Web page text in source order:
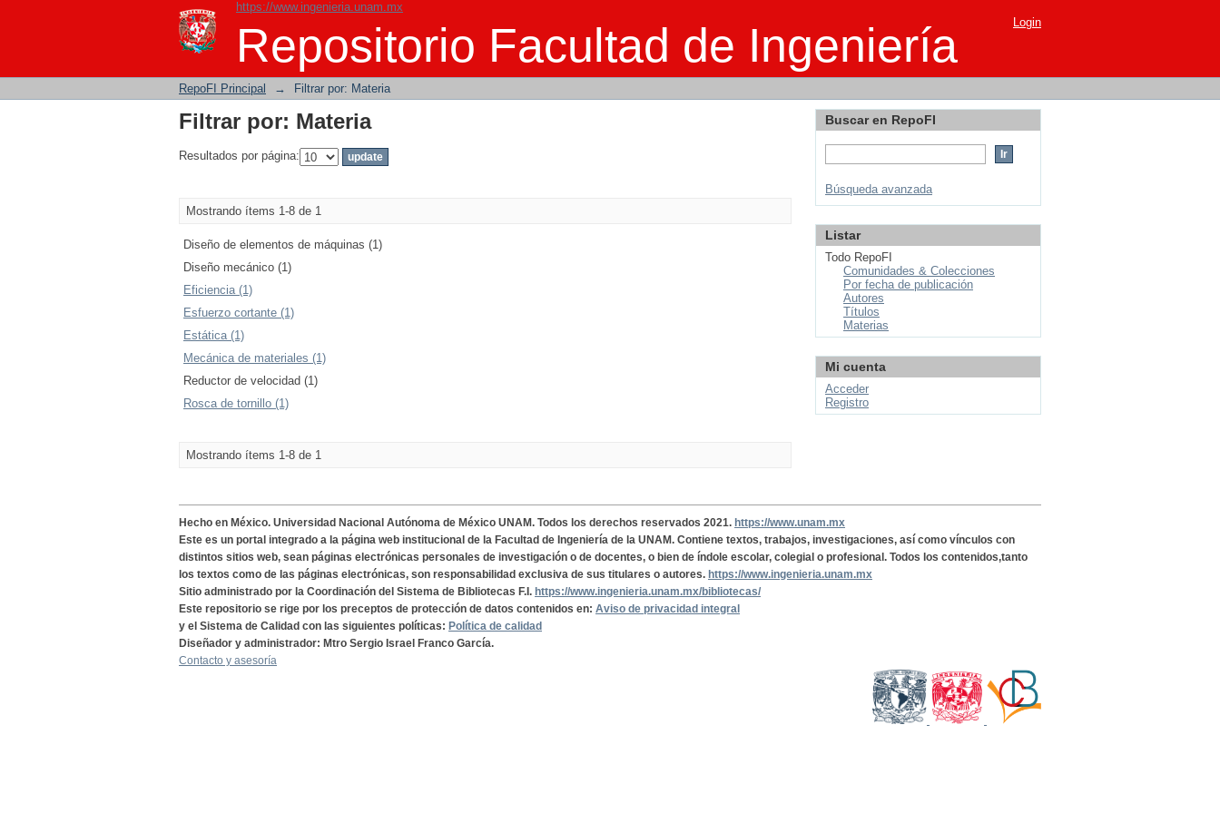
https://www.ingenieria.unam.mx
Repositorio Facultad de Ingeniería
Filtrar por: Materia Login
RepoFI Principal → Filtrar por: Materia
Filtrar por: Materia
Resultados por página:
Mostrando ítems 1-8 de 1
Diseño de elementos de máquinas (1)
Diseño mecánico (1)
Eficiencia (1)
Esfuerzo cortante (1)
Estática (1)
Mecánica de materiales (1)
Reductor de velocidad (1)
Rosca de tornillo (1)
Mostrando ítems 1-8 de 1
Buscar en RepoFI
Búsqueda avanzada
Listar
Todo RepoFI
Comunidades & Colecciones
Por fecha de publicación
Autores
Títulos
Materias
Mi cuenta
Acceder
Registro
Hecho en México. Universidad Nacional Autónoma de México UNAM. Todos los derechos reservados 2021. https://www.unam.mx
Este es un portal integrado a la página web institucional de la Facultad de Ingeniería de la UNAM. Contiene textos, trabajos, investigaciones, así como vínculos con
distintos sitios web, sean páginas electrónicas personales de investigación o de docentes, o bien de índole escolar, colegial o profesional. Todos los contenidos,tanto
los textos como de las páginas electrónicas, son responsabilidad exclusiva de sus titulares o autores. https://www.ingenieria.unam.mx
Sitio administrado por la Coordinación del Sistema de Bibliotecas F.I. https://www.ingenieria.unam.mx/bibliotecas/
Este repositorio se rige por los preceptos de protección de datos contenidos en: Aviso de privacidad integral
y el Sistema de Calidad con las siguientes políticas: Política de calidad
Diseñador y administrador: Mtro Sergio Israel Franco García.
Contacto y asesoría